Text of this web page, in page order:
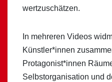
wertzuschätzen.
In mehreren Videos
Künstler*innen
Protagonist*innen
Selbstorganisation und